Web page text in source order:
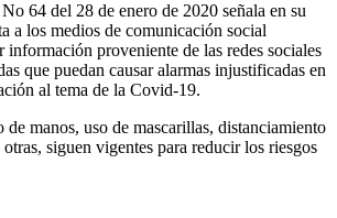
64 del 28 de enero de 2020 señala en su
a los medios de comunicación social
información proveniente de las redes sociales
que puedan causar alarmas injustificadas en
al tema de la Covid-19.
de manos, uso de mascarillas, distanciamiento
siguen vigentes para reducir los riesgos